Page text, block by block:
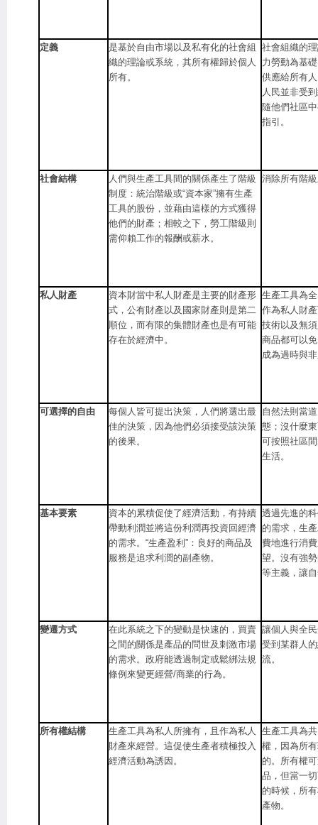
定義
是基於自由市場以及私有化的社會組
織的理論或系統，其所有權歸於個人
所有。
社會組織的
力勞動為基
供應給所有
人民並非受
隨他們社區
指引。
社會結構
人們與生產工具間的關係產生了階級
制度：統治階級或“資本家”擁有生產
工具的股份，並藉由這樣的方式獲得
他們的財產；相較之下，勞工階級則
需仰賴工作的報酬或薪水。
消除所有階
私人財產
資本財當中私人財產是主要的財產形
式，公有財產以及國家財產則是第二
順位，而有限的集體財產也是有可能
存在於經濟中。
生產工具為
作為私人財
技術以及無
商品都可以
成為過時與
可選擇的自由
每個人皆可提出決策，人們將選出最
佳的決策，因為他們必須接受該決策
的後果。
自然法則當
態；沒什麼
可按照社區
生活。
基本要素
資本的累積促使了經濟活動，有持續
帶動利潤並將這份利潤再投資回經濟
的需求。“生產盈利”：良好的商品及
服務是追求利潤的副產物。
透過先進的
的需求，生
費地進行消
望。沒有強
等主義，讓
變遷方式
在此系統之下的變動是快速的，買賣
之間的關係是產品的問世及刺激市場
的需求。政府能透過制定或鬆綁法規
條例來變更經營/商業的行為。
讓個人與全
受到某群人
流。
所有權結構
生產工具為私人所擁有，且作為私人
財產來經營。這促使生產者積極投入
經濟活動為誘因。
生產工具為
權，因為所
的。所有權
品，但當一
的時候，所
產物。